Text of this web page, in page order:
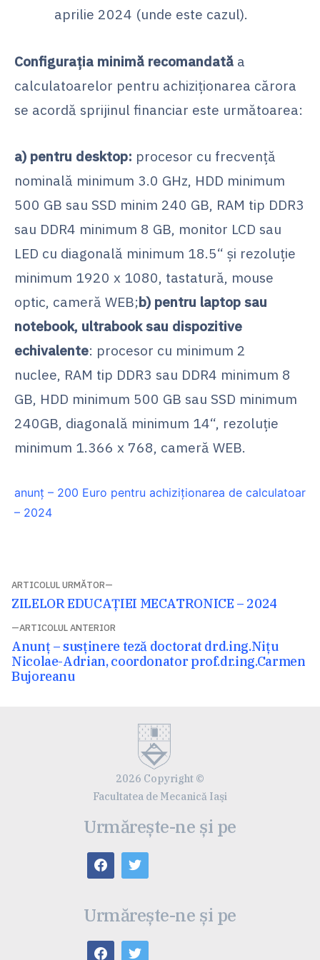
aprilie 2024 (unde este cazul).
Configurația minimă recomandată a
calculatoarelor pentru achiziționarea cărora
se acordă sprijinul financiar este următoarea:
a) pentru desktop: procesor cu frecvență
nominală minimum 3.0 GHz, HDD minimum
500 GB sau SSD minim 240 GB, RAM tip DDR3
sau DDR4 minimum 8 GB, monitor LCD sau
LED cu diagonală minimum 18.5“ și rezoluție
minimum 1920 x 1080, tastatură, mouse
optic, cameră WEB;b) pentru laptop sau
notebook, ultrabook sau dispozitive
echivalente: procesor cu minimum 2
nuclee, RAM tip DDR3 sau DDR4 minimum 8
GB, HDD minimum 500 GB sau SSD minimum
240GB, diagonală minimum 14“, rezoluție
minimum 1.366 x 768, cameră WEB.
anunț – 200 Euro pentru achiziționarea de calculatoar
– 2024
Navigare
în
articole
ARTICOLUL ANTERIOR
Articolul
anterior:
Anunț – susținere teză doctorat drd.ing.Nițu
Nicolae-Adrian, coordonator prof.dr.ing.Carmen
Bujoreanu
ARTICOLUL URMĂTOR
Articolul
ZILELOR EDUCAȚIEI MECATRONICE – 2024
2026 Copyright ©
Facultatea de Mecanică Iaşi
Urmărește-ne și pe
Urmărește-ne și pe